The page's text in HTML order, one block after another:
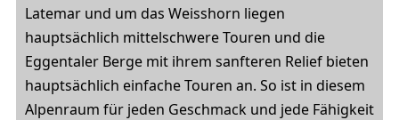
Latemar und um das Weisshorn liegen
hauptsächlich mittelschwere Touren und die
Eggentaler Berge mit ihrem sanfteren Relief bieten
hauptsächlich einfache Touren an. So ist in diesem
Alpenraum für jeden Geschmack und jede Fähigkeit